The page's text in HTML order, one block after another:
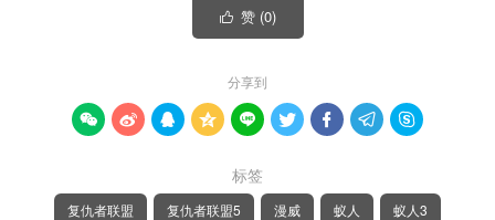
 赞 (0)
分享到
        
标签
复仇者联盟 复仇者联盟5 漫威 蚁人 蚁人3